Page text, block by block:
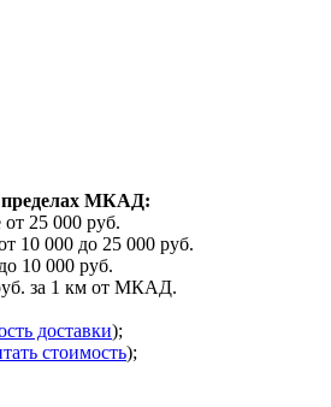
пределах МКАД:
25 000 руб.
10 000 до 25 000 руб.
10 000 руб.
за 1 км от МКАД.
доставки);
стоимость);